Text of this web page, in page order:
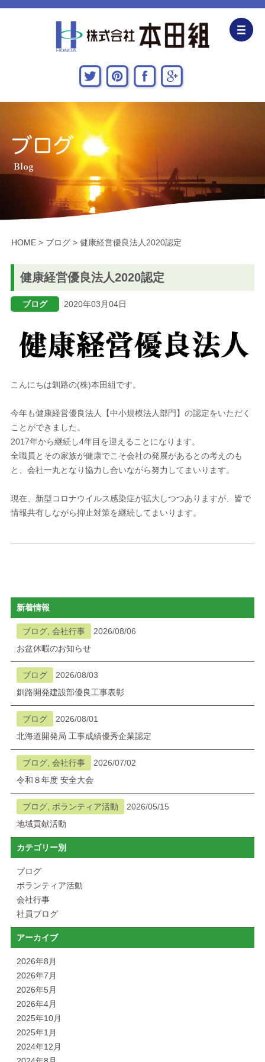
企業情報
CSR活動
主な施工実績
関連会社
お問い合わせ・アクセス
新着情報・地域貢献活動
ブログ
HOME> ブログ> 健康経営優良法人2020認定
健康経営優良法人2020認定
ブログ 2020年03月04日
こんにちは釧路の(株)本田組です。
今年も健康経営優良法人【中小規模法人部門】の認定をいただく
ことができました。
2017年から継続し4年目を迎えることになります。
全職員とその家族が健康でこそ会社の発展があるとの考えのも
と、会社一丸となり協力し合いながら努力してまいります。
現在、新型コロナウイルス感染症が拡大しつつありますが、皆で
情報共有しながら抑止対策を継続してまいります。
新着情報
ブログ, 会社行事
2026/08/06
お盆休暇のお知らせ
ブログ
2026/08/03
釧路開発建設部優良工事表彰
ブログ
2026/08/01
北海道開発局 工事成績優秀企業認定
ブログ, 会社行事
2026/07/02
令和８年度 安全大会
ブログ, ボランティア活動
2026/05/15
地域貢献活動
カテゴリー別
ブログ
ボランティア活動
会社行事
社員ブログ
アーカイブ
2026年8月
2026年7月
2026年5月
2026年4月
2025年10月
2025年1月
2024年12月